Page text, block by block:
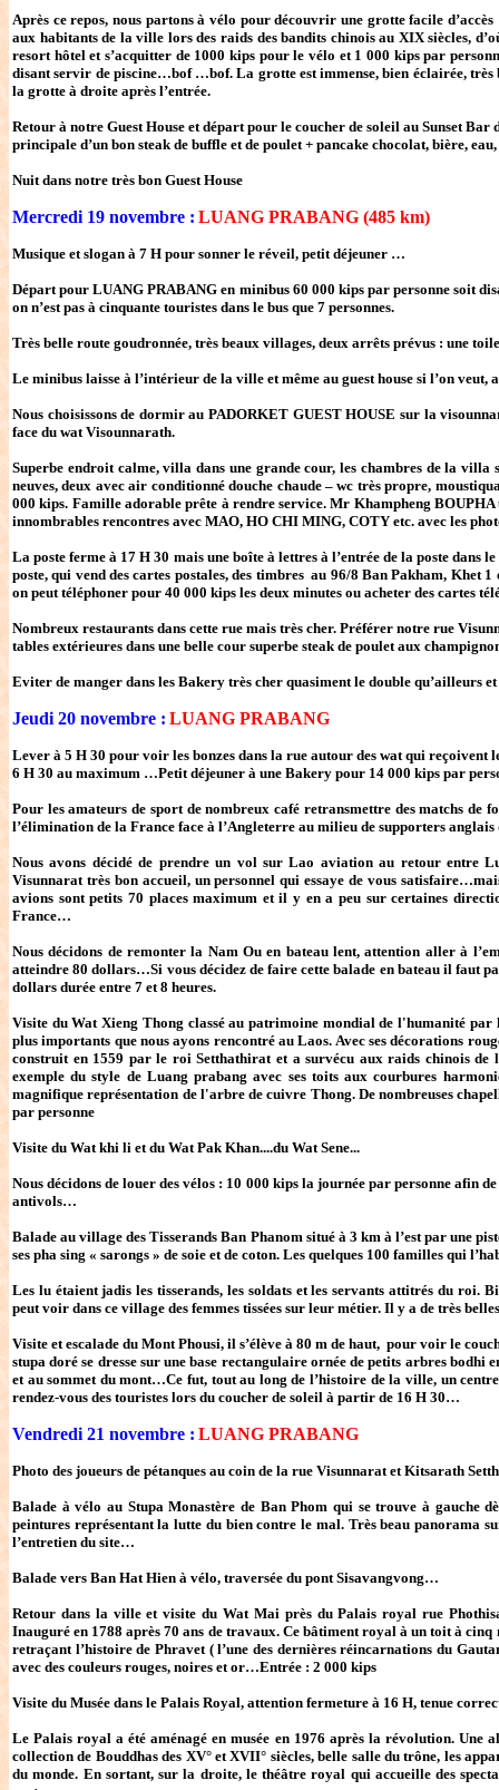
Après ce repos, nous partons à vélo pour découvrir une grotte facile
aux habitants de la ville lors des raids des bandits chinois au XIX siècles,
resort hôtel et s’acquitter de 1000 kips pour le vélo et 1 000 kips par
disant servir de piscine…bof …bof. La grotte est immense, bien éclairée, très
la grotte à droite après l’entrée.
Retour à notre Guest House et départ pour le coucher de soleil au Sunset
principale d’un bon steak de buffle et de poulet + pancake chocolat, bière,
Nuit dans notre très bon Guest House
Mercredi 19 novembre : LUANG PRABANG (485 km)
Musique et slogan à 7 H pour sonner le réveil, petit déjeuner …
Départ pour LUANG PRABANG en minibus 60 000 kips par personne soit
on n’est pas à cinquante touristes dans le bus que 7 personnes.
Très belle route goudronnée, très beaux villages, deux arrêts prévus : une
Le minibus laisse à l’intérieur de la ville et même au guest house si l’on
Nous choisissons de dormir au PADORKET GUEST HOUSE sur la
face du wat Visounnarath.
Superbe endroit calme, villa dans une grande cour, les chambres de la
neuves, deux avec air conditionné douche chaude – wc très propre,
000 kips. Famille adorable prête à rendre service. Mr Khampheng
innombrables rencontres avec MAO, HO CHI MING, COTY etc. avec les
La poste ferme à 17 H 30 mais une boîte à lettres à l’entrée de la poste
poste, qui vend des cartes postales, des timbres au 96/8 Ban Pakham, Khet
on peut téléphoner pour 40 000 kips les deux minutes ou acheter des cartes
Nombreux restaurants dans cette rue mais très cher. Préférer notre rue
tables extérieures dans une belle cour superbe steak de poulet aux
Eviter de manger dans les Bakery très cher quasiment le double qu’ailleurs
Jeudi 20 novembre : LUANG PRABANG
Lever à 5 H 30 pour voir les bonzes dans la rue autour des wat qui
6 H 30 au maximum …Petit déjeuner à une Bakery pour 14 000 kips par
Pour les amateurs de sport de nombreux café retransmettre des matchs
l’élimination de la France face à l’Angleterre au milieu de supporters
Nous avons décidé de prendre un vol sur Lao aviation au retour entre
Visunnarat très bon accueil, un personnel qui essaye de vous
avions sont petits 70 places maximum et il y en a peu sur certaines
France…
Nous décidons de remonter la Nam Ou en bateau lent, attention aller à
atteindre 80 dollars…Si vous décidez de faire cette balade en bateau il faut
dollars durée entre 7 et 8 heures.
Visite du Wat Xieng Thong classé au patrimoine mondial de l'humanité
plus importants que nous ayons rencontré au Laos. Avec ses décorations
construit en 1559 par le roi Setthathirat et a survécu aux raids chinois
exemple du style de Luang prabang avec ses toits aux courbures
magnifique représentation de l'arbre de cuivre Thong. De nombreuses
par personne
Visite du Wat khi li et du Wat Pak Khan....du Wat Sene...
Nous décidons de louer des vélos : 10 000 kips la journée par personne afin
antivols…
Balade au village des Tisserands Ban Phanom situé à 3 km à l’est par une
ses pha sing « sarongs » de soie et de coton. Les quelques 100 familles qui
Les lu étaient jadis les tisserands, les soldats et les servants attitrés du roi.
peut voir dans ce village des femmes tissées sur leur métier. Il y a de très
Visite et escalade du Mont Phousi, il s’élève à 80 m de haut, pour voir le
stupa doré se dresse sur une base rectangulaire ornée de petits arbres
et au sommet du mont…Ce fut, tout au long de l’histoire de la ville, un
rendez-vous des touristes lors du coucher de soleil à partir de 16 H 30…
Vendredi 21 novembre : LUANG PRABANG
Photo des joueurs de pétanques au coin de la rue Visunnarat et Kitsarath
Balade à vélo au Stupa Monastère de Ban Phom qui se trouve à gauche
peintures représentant la lutte du bien contre le mal. Très beau panorama
l’entretien du site…
Balade vers Ban Hat Hien à vélo, traversée du pont Sisavangvong…
Retour dans la ville et visite du Wat Mai près du Palais royal rue
Inauguré en 1788 après 70 ans de travaux. Ce bâtiment royal à un toit à
retraçant l’histoire de Phravet ( l’une des dernières réincarnations du
avec des couleurs rouges, noires et or…Entrée : 2 000 kips
Visite du Musée dans le Palais Royal, attention fermeture à 16 H, tenue
Le Palais royal a été aménagé en musée en 1976 après la révolution. Une
collection de Bouddhas des XV° et XVII° siècles, belle salle du trône, les
du monde. En sortant, sur la droite, le théâtre royal qui accueille des